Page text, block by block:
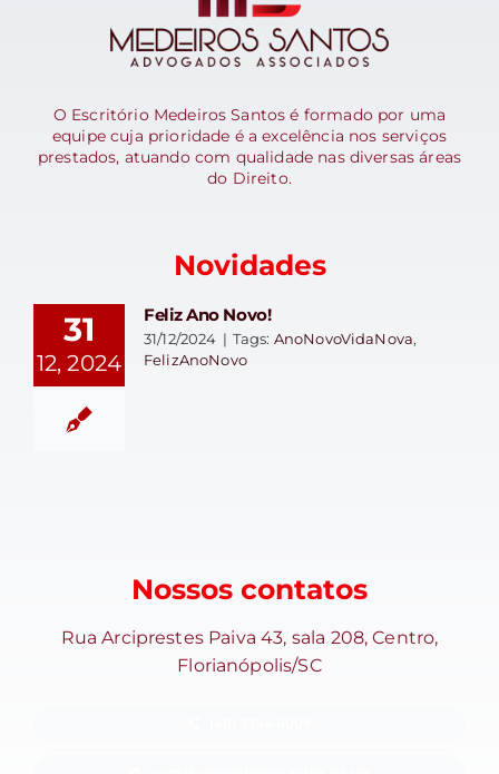
O Escritório Medeiros Santos é formado por uma
equipe cuja prioridade é a excelência nos serviços
prestados, atuando com qualidade nas diversas áreas
do Direito.
Novidades
31
12, 2024
Feliz Ano Novo!
31/12/2024 | Tags: AnoNovoVidaNova,
FelizAnoNovo
Nossos contatos
Rua Arciprestes Paiva 43, sala 208, Centro,
Florianópolis/SC